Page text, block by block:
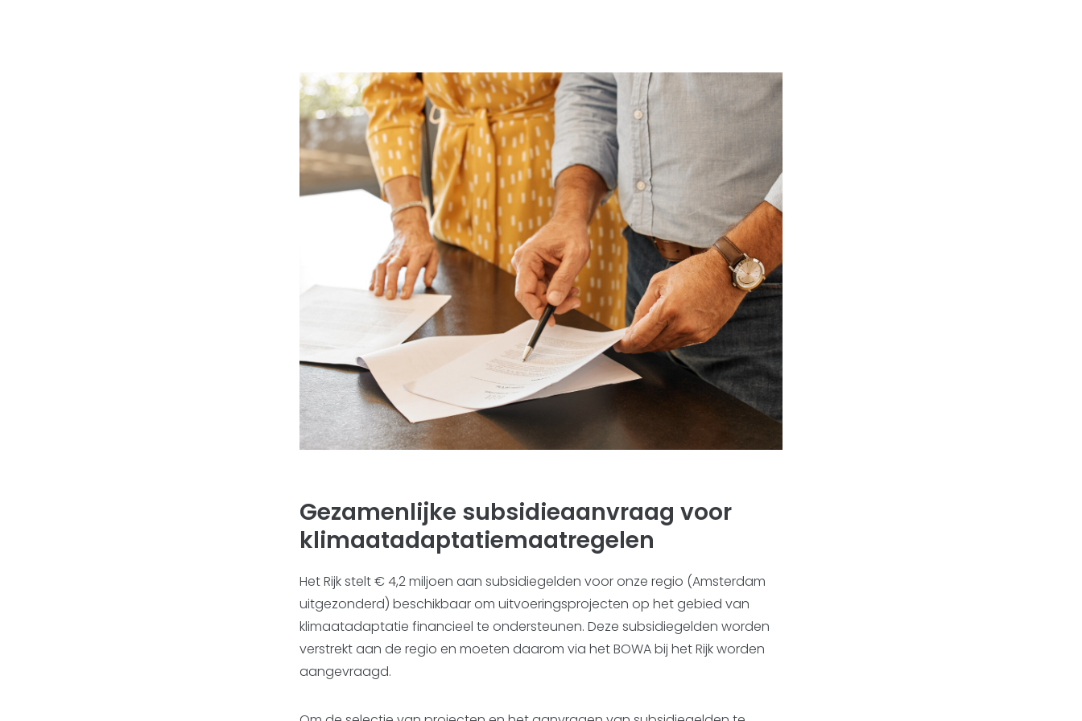
Gezamenlijke subsidieaanvraag voor
klimaatadaptatiemaatregelen
Het Rijk stelt € 4,2 miljoen aan subsidiegelden voor onze regio (Amsterdam
uitgezonderd) beschikbaar om uitvoeringsprojecten op het gebied van
klimaatadaptatie financieel te ondersteunen. Deze subsidiegelden worden
verstrekt aan de regio en moeten daarom via het BOWA bij het Rijk worden
aangevraagd.